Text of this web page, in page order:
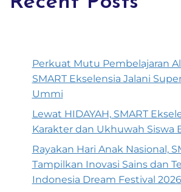
Perkuat Mutu Pembelajaran
SMART Ekselensia Jalani
Ummi
Lewat HIDAYAH, SMART
Karakter dan Ukhuwah Siswa
Rayakan Hari Anak Nasional,
Tampilkan Inovasi Sains dan
Indonesia Dream Festival 2026